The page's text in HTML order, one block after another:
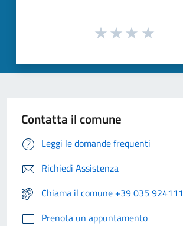
Contatta il comune
Leggi le domande frequenti
Richiedi Assistenza
Chiama il comune +39 035 924111
Prenota un appuntamento